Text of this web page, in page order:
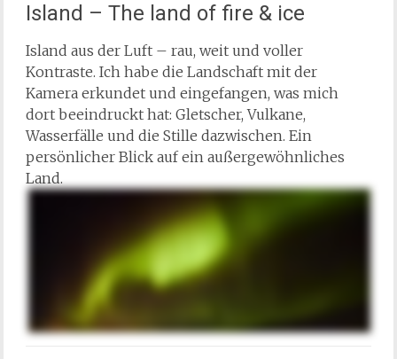
Island – The land of fire & ice
Island aus der Luft – rau, weit und voller
Kontraste. Ich habe die Landschaft mit der
Kamera erkundet und eingefangen, was mich
dort beeindruckt hat: Gletscher, Vulkane,
Wasserfälle und die Stille dazwischen. Ein
persönlicher Blick auf ein außergewöhnliches
Land.